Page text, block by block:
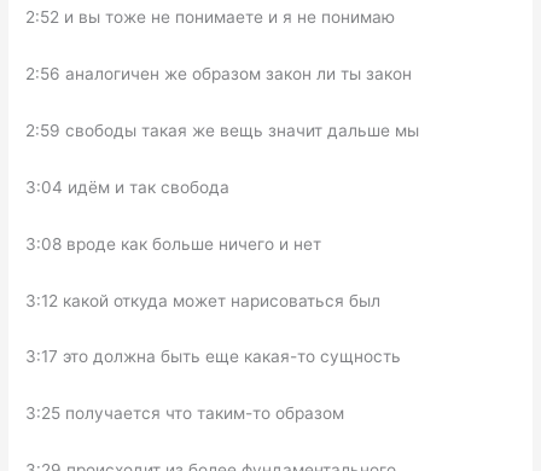
2:52 и вы тоже не понимаете и я не понимаю
2:56 аналогичен же образом закон ли ты закон
2:59 свободы такая же вещь значит дальше мы
3:04 идём и так свобода
3:08 вроде как больше ничего и нет
3:12 какой откуда может нарисоваться был
3:17 это должна быть еще какая-то сущность
3:25 получается что таким-то образом